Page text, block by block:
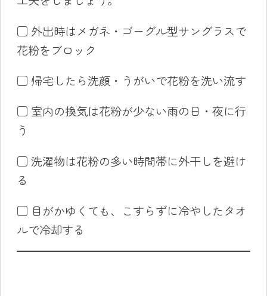
□ 外出時はメガネ・ゴーグル型サングラスで
花粉をブロック
□ 帰宅したら洗顔・うがいで花粉を洗い流す
□ 室内の換気は花粉が少ない雨の日・夜に行
う
□ 洗濯物は花粉の多い時間帯に外干しを避け
る
□ 目がかゆくても、こすらずに冷やしたタオ
ルで冷却する